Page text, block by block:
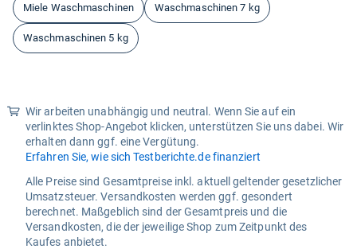
Miele Waschmaschinen Waschmaschinen 7 kg
Waschmaschinen 5 kg
Wir arbeiten unabhängig und neutral. Wenn Sie auf ein
verlinktes Shop-Angebot klicken, unterstützen Sie uns dabei. Wir
erhalten dann ggf. eine Vergütung.
Erfahren Sie, wie sich Testberichte.de finanziert
Alle Preise sind Gesamtpreise inkl. aktuell geltender gesetzlicher
Umsatzsteuer. Versandkosten werden ggf. gesondert
berechnet. Maßgeblich sind der Gesamtpreis und die
Versandkosten, die der jeweilige Shop zum Zeitpunkt des
Kaufes anbietet.